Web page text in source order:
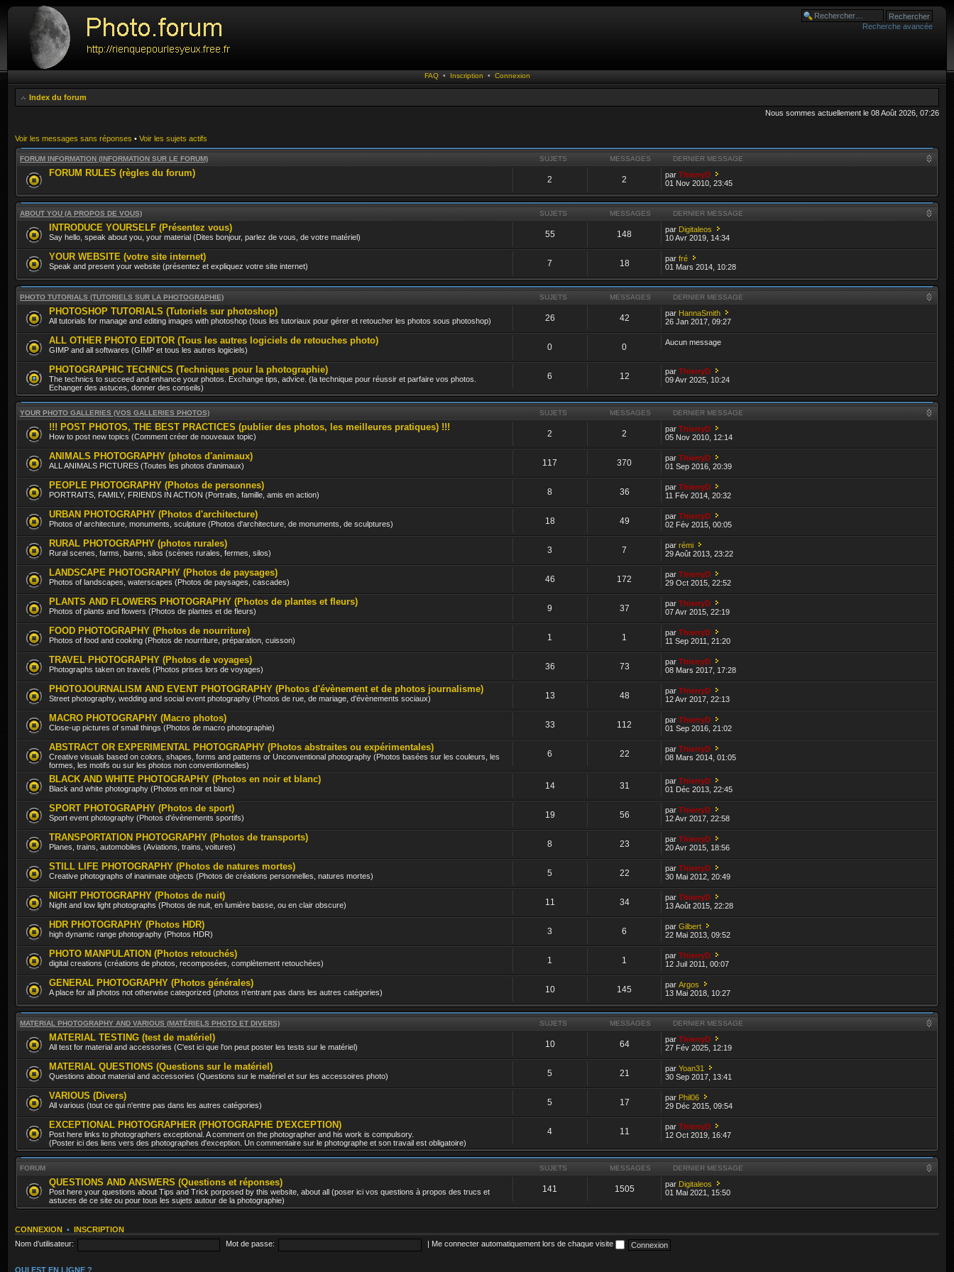
Recherche avancée
FAQ • Inscription • Connexion
Index du forum
Nous sommes actuellement le 08 Août 2026, 07:26
Voir les messages sans réponses • Voir les sujets actifs
FORUM INFORMATION (INFORMATION SUR LE FORUM) SUJETS MESSAGES DERNIER MESSAGE
FORUM RULES (règles du forum)
2 2 parThierryD
01 Nov 2010, 23:45
ABOUT YOU (A PROPOS DE VOUS) SUJETS MESSAGES DERNIER MESSAGE
INTRODUCE YOURSELF (Présentez vous)
Say hello, speak about you, your material (Dites bonjour, parlez de vous, de votre matériel) 55 148 par Digitaleos
10 Avr 2019, 14:34
YOUR WEBSITE (votre site internet)
Speak and present your website (présentez et expliquez votre site internet) 7 18 parfré
01 Mars 2014, 10:28
PHOTO TUTORIALS (TUTORIELS SUR LA PHOTOGRAPHIE) SUJETS MESSAGES DERNIER MESSAGE
PHOTOSHOP TUTORIALS (Tutoriels sur photoshop)
All tutorials for manage and editing images with photoshop (tous les tutoriaux pour gérer et retoucher les photos sous photoshop) 26 42 par HannaSmith
26 Jan 2017, 09:27
ALL OTHER PHOTO EDITOR (Tous les autres logiciels de retouches photo)
GIMP and all softwares (GIMP et tous les autres logiciels) 0 0 Aucun message
PHOTOGRAPHIC TECHNICS (Techniques pour la photographie)
The technics to succeed and enhance your photos. Exchange tips, advice. (la technique pour réussir et parfaire vos photos.
Echanger des astuces, donner des conseils)
6 12 parThierryD
09 Avr 2025, 10:24
YOUR PHOTO GALLERIES (VOS GALLERIES PHOTOS) SUJETS MESSAGES DERNIER MESSAGE
!!! POST PHOTOS, THE BEST PRACTICES (publier des photos, les meilleures pratiques) !!!
How to post new topics (Comment créer de nouveaux topic) 2 2 parThierryD
05 Nov 2010, 12:14
ANIMALS PHOTOGRAPHY (photos d'animaux)
ALL ANIMALS PICTURES (Toutes les photos d'animaux) 117 370 parThierryD
01 Sep 2016, 20:39
PEOPLE PHOTOGRAPHY (Photos de personnes)
PORTRAITS, FAMILY, FRIENDS IN ACTION (Portraits, famille, amis en action) 8 36 parThierryD
11 Fév 2014, 20:32
URBAN PHOTOGRAPHY (Photos d'architecture)
Photos of architecture, monuments, sculpture (Photos d'architecture, de monuments, de sculptures) 18 49 parThierryD
02 Fév 2015, 00:05
RURAL PHOTOGRAPHY (photos rurales)
Rural scenes, farms, barns, silos (scènes rurales, fermes, silos) 3 7 parrémi
29 Août 2013, 23:22
LANDSCAPE PHOTOGRAPHY (Photos de paysages)
Photos of landscapes, waterscapes (Photos de paysages, cascades) 46 172 parThierryD
29 Oct 2015, 22:52
PLANTS AND FLOWERS PHOTOGRAPHY (Photos de plantes et fleurs)
Photos of plants and flowers (Photos de plantes et de fleurs) 9 37 parThierryD
07 Avr 2015, 22:19
FOOD PHOTOGRAPHY (Photos de nourriture)
Photos of food and cooking (Photos de nourriture, préparation, cuisson) 1 1 parThierryD
11 Sep 2011, 21:20
TRAVEL PHOTOGRAPHY (Photos de voyages)
Photographs taken on travels (Photos prises lors de voyages) 36 73 parThierryD
08 Mars 2017, 17:28
PHOTOJOURNALISM AND EVENT PHOTOGRAPHY (Photos d'évènement et de photos journalisme)
Street photography, wedding and social event photography (Photos de rue, de mariage, d'évènements sociaux) 13 48 parThierryD
12 Avr 2017, 22:13
MACRO PHOTOGRAPHY (Macro photos)
Close-up pictures of small things (Photos de macro photographie) 33 112 parThierryD
01 Sep 2016, 21:02
ABSTRACT OR EXPERIMENTAL PHOTOGRAPHY (Photos abstraites ou expérimentales)
Creative visuals based on colors, shapes, forms and patterns or Unconventional photography (Photos basées sur les couleurs, les
formes, les motifs ou sur les photos non conventionnelles)
6 22 parThierryD
08 Mars 2014, 01:05
BLACK AND WHITE PHOTOGRAPHY (Photos en noir et blanc)
Black and white photography (Photos en noir et blanc) 14 31 parThierryD
01 Déc 2013, 22:45
SPORT PHOTOGRAPHY (Photos de sport)
Sport event photography (Photos d'évènements sportifs) 19 56 parThierryD
12 Avr 2017, 22:58
TRANSPORTATION PHOTOGRAPHY (Photos de transports)
Planes, trains, automobiles (Aviations, trains, voitures) 8 23 parThierryD
20 Avr 2015, 18:56
STILL LIFE PHOTOGRAPHY (Photos de natures mortes)
Creative photographs of inanimate objects (Photos de créations personnelles, natures mortes) 5 22 parThierryD
30 Mai 2012, 20:49
NIGHT PHOTOGRAPHY (Photos de nuit)
Night and low light photographs (Photos de nuit, en lumière basse, ou en clair obscure) 11 34 parThierryD
13 Août 2015, 22:28
HDR PHOTOGRAPHY (Photos HDR)
high dynamic range photography (Photos HDR) 3 6 parGilbert
22 Mai 2013, 09:52
PHOTO MANPULATION (Photos retouchés)
digital creations (créations de photos, recomposées, complètement retouchées) 1 1 parThierryD
12 Juil 2011, 00:07
GENERAL PHOTOGRAPHY (Photos générales)
A place for all photos not otherwise categorized (photos n'entrant pas dans les autres catégories) 10 145 parArgos
13 Mai 2018, 10:27
MATERIAL PHOTOGRAPHY AND VARIOUS (MATÉRIELS PHOTO ET DIVERS) SUJETS MESSAGES DERNIER MESSAGE
MATERIAL TESTING (test de matériel)
All test for material and accessories (C'est ici que l'on peut poster les tests sur le matériel) 10 64 parThierryD
27 Fév 2025, 12:19
MATERIAL QUESTIONS (Questions sur le matériel)
Questions about material and accessories (Questions sur le matériel et sur les accessoires photo) 5 21 parYoan31
30 Sep 2017, 13:41
VARIOUS (Divers)
All various (tout ce qui n'entre pas dans les autres catégories) 5 17 par Phil06
29 Déc 2015, 09:54
EXCEPTIONAL PHOTOGRAPHER (PHOTOGRAPHE D'EXCEPTION)
Post here links to photographers exceptional. A comment on the photographer and his work is compulsory.
(Poster ici des liens vers des photographes d'exception. Un commentaire sur le photographe et son travail est obligatoire)
4 11 parThierryD
12 Oct 2019, 16:47
FORUM SUJETS MESSAGES DERNIER MESSAGE
QUESTIONS AND ANSWERS (Questions et réponses)
Post here your questions about Tips and Trick porposed by this website, about all (poser ici vos questions à propos des trucs et
astuces de ce site ou pour tous les sujets autour de la photographie)
141 1505 par Digitaleos
01 Mai 2021, 15:50
CONNEXION • INSCRIPTION
Nom d’utilisateur:
Mot de passe: Me connecter automatiquement lors de chaque visite
QUI EST EN LIGNE ?